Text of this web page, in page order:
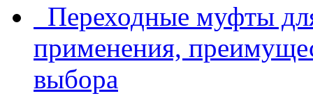
Переходные муфты
применения,
выбора